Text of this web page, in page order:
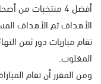
أفضل 4 منتخبات
الأهداف ثم الأهداف
تقام مباريات دور ثمن
المغلوب.
ومن المقرر أن تقام المباراة